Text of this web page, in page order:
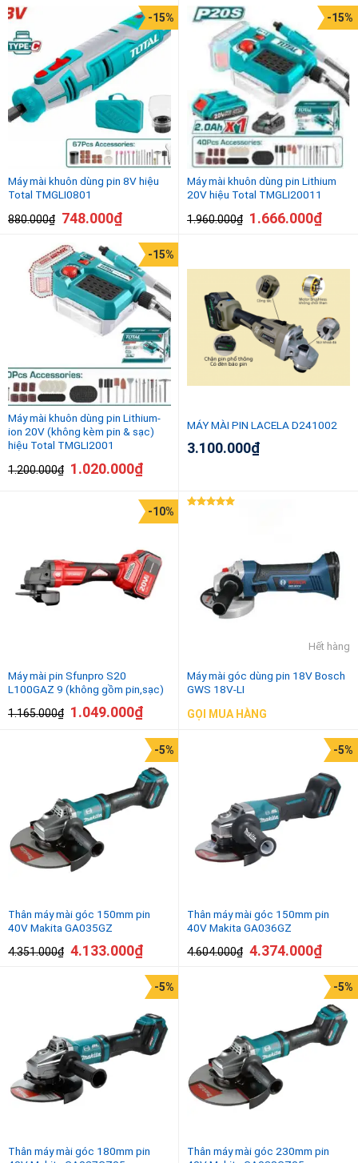
Máy mài khuôn dùng pin 8V hiệu
Total TMGLI0801
880.000₫
-15%
748.000₫
Máy mài khuôn dùng pin Lithium
20V hiệu Total TMGLI20011
1.960.000₫
-15%
1.666.000₫
Máy mài khuôn dùng pin Lithium-
ion 20V (không kèm pin & sạc)
hiệu Total TMGLI2001
1.200.000₫
-15%
1.020.000₫
MÁY MÀI PIN LACELA D241002
3.100.000₫
Máy mài pin Sfunpro S20
L100GAZ 9 (không gồm pin,sạc)
1.165.000₫
-10%
1.049.000₫
Hết hàng
Máy mài góc dùng pin 18V Bosch
GWS 18V-LI
GỌI MUA HÀNG
Thân máy mài góc 150mm pin
40V Makita GA035GZ
4.351.000₫
-5%
4.133.000₫
Thân máy mài góc 150mm pin
40V Makita GA036GZ
4.604.000₫
-5%
4.374.000₫
Thân máy mài góc 180mm pin
-5%
Thân máy mài góc 230mm pin
-5%